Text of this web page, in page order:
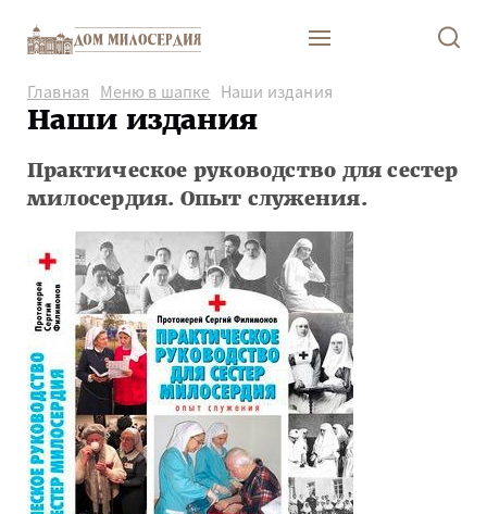
Главная Меню в шапке Наши издания
Наши издания
Практическое руководство для сестер
милосердия. Опыт служения.